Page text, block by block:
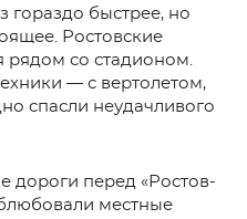
гораздо быстрее, но
Ростовские
рядом со стадионом.
— с вертолетом,
спасли неудачливого
дороги перед «Ростов-
местные